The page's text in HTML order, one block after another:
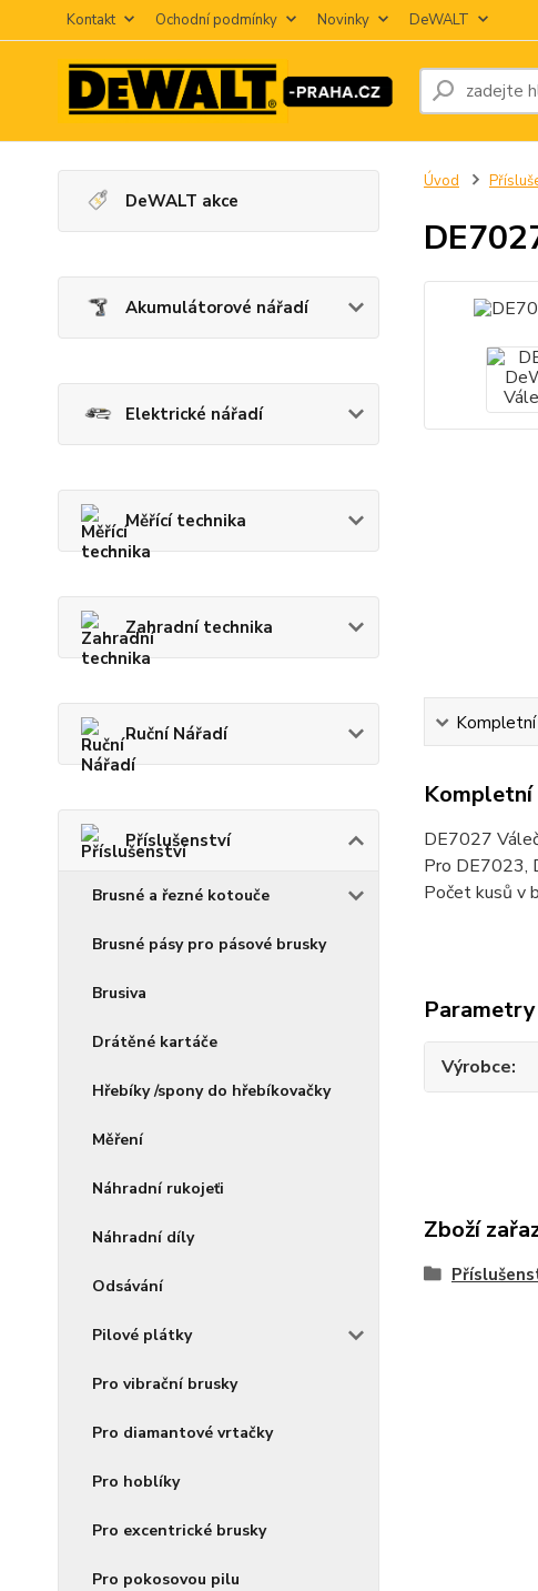
Kontakt Ochodní podmínky Novinky DeWALT
DeWALT akce
Akumulátorové nářadí
Elektrické nářadí
Měřící technika
Zahradní technika
Ruční Nářadí
Příslušenství
Brusné a řezné kotouče
Brusné pásy pro pásové brusky
Brusiva
Drátěné kartáče
Hřebíky /spony do hřebíkovačky
Měření
Náhradní rukojeťi
Náhradní díly
Odsávání
Pilové plátky
Pro vibrační brusky
Pro diamantové vrtačky
Pro hoblíky
Pro excentrické brusky
Pro pokosovou pilu
Úvod
Kompletní
Kompletní
DE7027
Pro DE7023,
Počet kusů v
Parametry
Výrobce
Zboží